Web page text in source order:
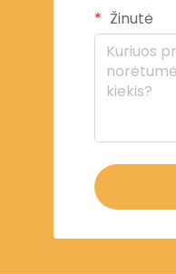
Žinutė